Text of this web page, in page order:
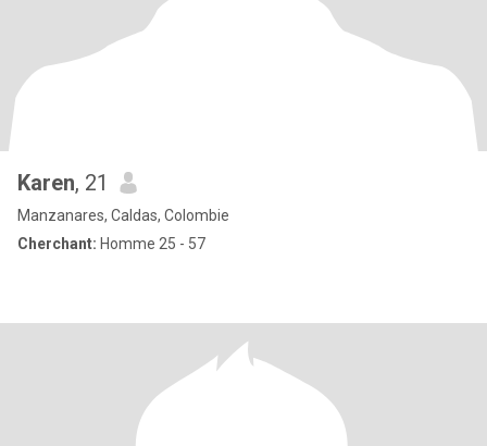
Karen, 21
Manzanares, Caldas, Colombie
Cherchant: Homme 25 - 57